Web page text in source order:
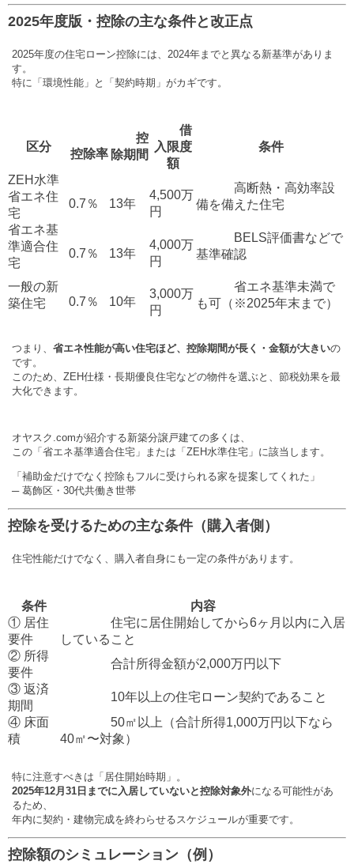
2025年度版・控除の主な条件と改正点
2025年度の住宅ローン控除には、2024年までと異なる新基準がありま
す。
特に「環境性能」と「契約時期」がカギです。
区分
控除率
控
除期間
借
入限度
額
条件
ZEH水準
省エネ住
宅
0.7％ 13年
4,500万
円
高断熱・高効率設
備を備えた住宅
省エネ基
準適合住
宅
0.7％ 13年
4,000万
円
BELS評価書などで
基準確認
一般の新
築住宅
0.7％ 10年
3,000万
円
省エネ基準未満で
も可（※2025年末まで）
つまり、 省エネ性能が高い住宅ほど、控除期間が長く・金額が大きいの
です。
このため、ZEH仕様・長期優良住宅などの物件を選ぶと、節税効果を最
大化できます。
オヤスク.comが紹介する新築分譲戸建ての多くは、
この「省エネ基準適合住宅」または「ZEH水準住宅」に該当します。
「補助金だけでなく控除もフルに受けられる家を提案してくれた」
─ 葛飾区・30代共働き世帯
控除を受けるための主な条件（購入者側）
住宅性能だけでなく、購入者自身にも一定の条件があります。
条件
内容
① 居住
要件
住宅に居住開始してから6ヶ月以内に入居
していること
② 所得
要件
合計所得金額が2,000万円以下
③ 返済
期間
10年以上の住宅ローン契約であること
④ 床面
積
50㎡以上（合計所得1,000万円以下なら
40㎡〜対象）
特に注意すべきは「居住開始時期」。
2025年12月31日までに入居していないと控除対象外になる可能性があ
るため、
年内に契約・建物完成を終わらせるスケジュールが重要です。
控除額のシミュレーション（例）